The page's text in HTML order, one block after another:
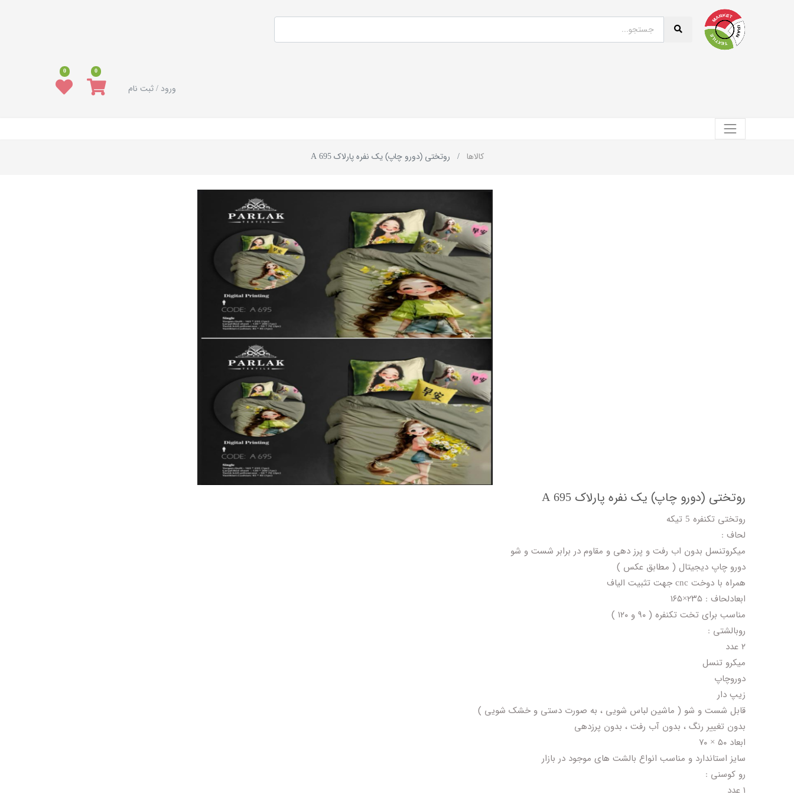
ورود / ثبت نام
0
0
کالاها روتختی (دورو چاپ) یک نفره پارلاک A 695
روتختی (دورو چاپ) یک نفره پارلاک A 695
روتختی تکنفره 5 تیکه
لحاف :
میکروتنسل بدون اب رفت و پرز دهی و مقاوم در برابر شست و شو
دورو چاپ دیجیتال ( مطابق عکس )
همراه با دوخت cnc جهت تثبیت الیاف
ابعادلحاف : ۲۳۵×۱۶۵
مناسب برای تخت تکنفره ( ۹۰ و ۱۲۰ )
روبالشتی :
۲ عدد
میکرو تنسل
دوروچاپ
زیپ دار
قابل شست و شو ( ماشین لباس شویی ، به صورت دستی و خشک شویی )
بدون تغییر رنگ ، بدون آب رفت ، بدون پرزدهی
ابعاد ۵۰ × ۷۰
سایز استاندارد و مناسب انواع بالشت های موجود در بازار
رو کوسنی :
۱ عدد